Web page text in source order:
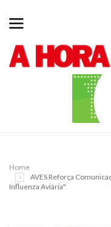
Home
AVES Reforça
Influenza Aviária"